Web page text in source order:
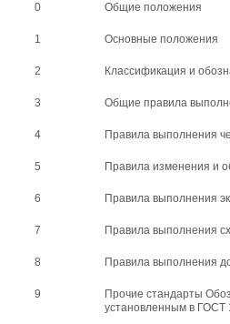
0 Общие положения
1 Основные положения
2 Классификация и
3 Общие правила
4 Правила выполнения
5 Правила изменения и
6 Правила выполнения
7 Правила выполнения
8 Правила выполнения
9
Прочие стандарты
установленным в ГОСТ